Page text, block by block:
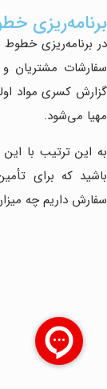
برنامه‌ریزی
در برنامه‌ریزی
سفارشات مشتریان و
گزارش کسری مواد
مهیا می‌شود.
به این ترتیب با
باشید که برای
سفارش داریم چه